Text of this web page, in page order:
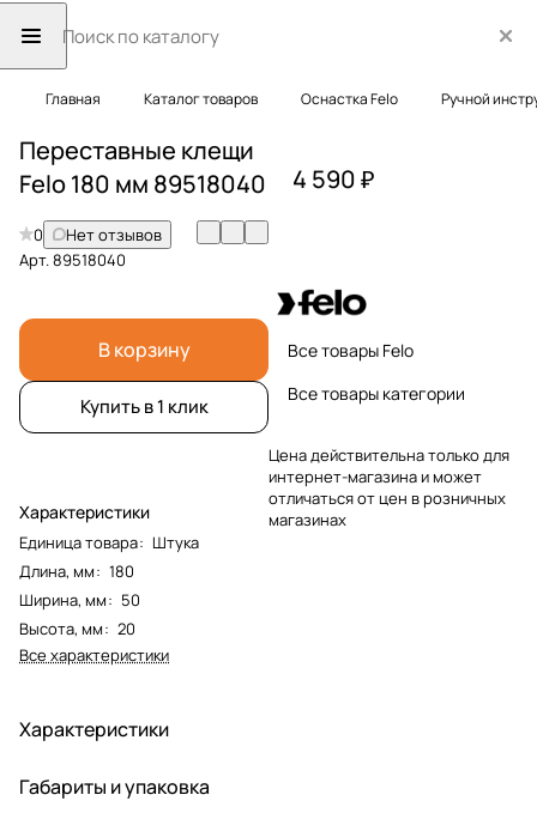
Главная Каталог товаров Оснастка Felo Ручной
Переставные клещи
Felo 180 мм 89518040
0
Нет отзывов
Арт.89518040
В корзину
Купить в 1 клик
Характеристики
Единица товара: Штука
Длина, мм: 180
Ширина, мм: 50
Высота, мм: 20
Все характеристики
4 590 ₽
Все товары Felo
Все товары категории
Цена действительна только для
интернет-магазина и может
отличаться от цен в розничных
магазинах
Характеристики
Габариты и упаковка